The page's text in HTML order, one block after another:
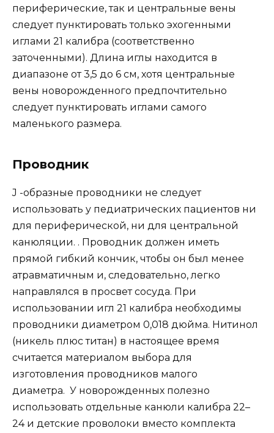
периферические, так и центральные вены
следует пунктировать только эхогенными
иглами 21 калибра (соответственно
заточенными). Длина иглы находится в
диапазоне от 3,5 до 6 см, хотя центральные
вены новорожденного предпочтительно
следует пунктировать иглами самого
маленького размера.
Проводник
J -образные проводники не следует
использовать у педиатрических пациентов ни
для периферической, ни для центральной
канюляции. . Проводник должен иметь
прямой гибкий кончик, чтобы он был менее
атравматичным и, следовательно, легко
направлялся в просвет сосуда. При
использовании игл 21 калибра необходимы
проводники диаметром 0,018 дюйма. Нитинол
(никель плюс титан) в настоящее время
считается материалом выбора для
изготовления проводников малого
диаметра. У новорожденных полезно
использовать отдельные канюли калибра 22–
24 и детские проволоки вместо комплекта